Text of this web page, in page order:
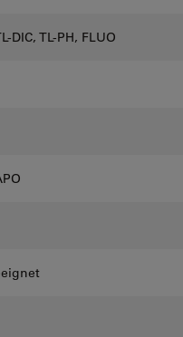
DIC, TL-PH, FLUO